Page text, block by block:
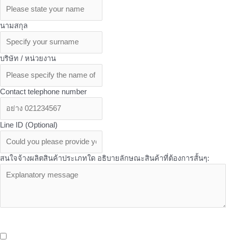
นามสกุล
บริษัท / หน่วยงาน
Contact telephone number
Line ID (Optional)
สนใจจ้างผลิตสินค้าประเภทใด อธิบายลักษณะสินค้าที่ต้องการสั้นๆ: